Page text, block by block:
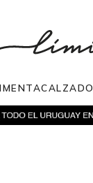
CALZADO